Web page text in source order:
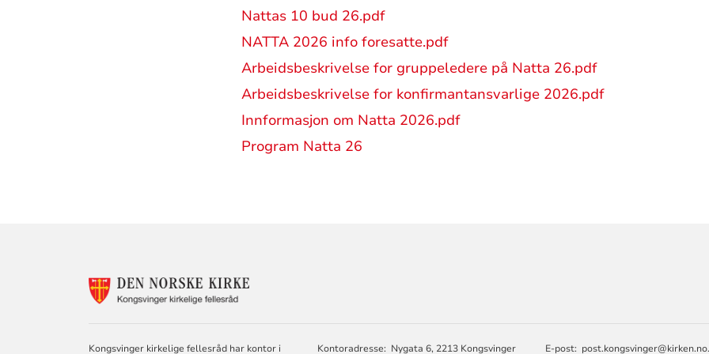
Nattas 10 bud 26.pdf
NATTA 2026 info foresatte.pdf
Arbeidsbeskrivelse for gruppeledere på Natta 26.pdf
Arbeidsbeskrivelse for konfirmantansvarlige 2026.pdf
Innformasjon om Natta 2026.pdf
Program Natta 26
FELLESRÅD
Kongsvinger kirkelige fellesråd har kontor i Kontoradresse: Nygata 6, 2213 Kongsvinger E-post: post.kongsvinger@kirken.no.